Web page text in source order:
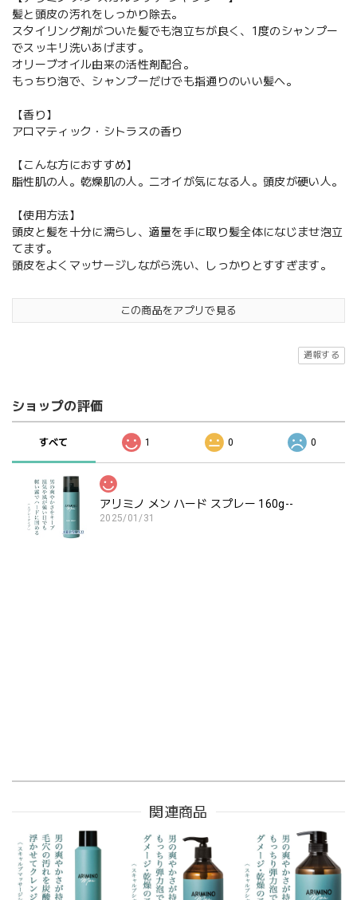
髪と頭皮の汚れをしっかり除去。
スタイリング剤がついた髪でも泡立ちが良く、1度のシャンプー
でスッキリ洗いあげます。
オリーブオイル由来の活性剤配合。
もっちり泡で、シャンプーだけでも指通りのいい髪へ。
【香り】
アロマティック・シトラスの香り
【こんな方におすすめ】
脂性肌の人。乾燥肌の人。ニオイが気になる人。頭皮が硬い人。
【使用方法】
頭皮と髪を十分に濡らし、適量を手に取り髪全体になじませ泡立
てます。
頭皮をよくマッサージしながら洗い、しっかりとすすぎます。
この商品をアプリで見る
通報する
ショップの評価
すべて 1 0 0
アリミノ メン ハード スプレー 160g--
2025/01/31
関連商品